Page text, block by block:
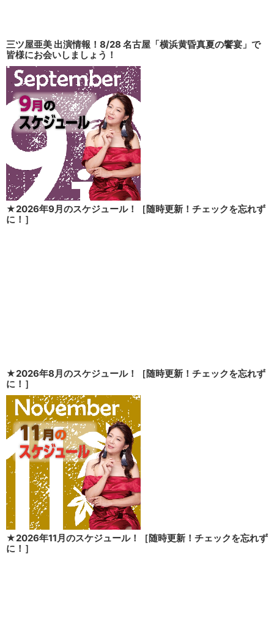
三ツ屋亜美 出演情報！8/28 名古屋「横浜黄昏真夏の饗宴」で
皆様にお会いしましょう！
★2026年9月のスケジュール！［随時更新！チェックを忘れず
に！］
★2026年8月のスケジュール！［随時更新！チェックを忘れず
に！］
★2026年11月のスケジュール！［随時更新！チェックを忘れず
に！］